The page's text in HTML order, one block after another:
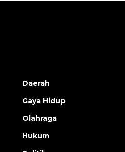
Daerah
Gaya Hidup
Olahraga
Hukum